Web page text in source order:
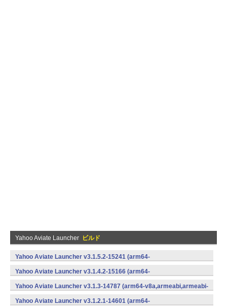
Yahoo Aviate Launcher ビルド
Yahoo Aviate Launcher v3.1.5.2-15241 (arm64-
v8a,armeabi,armeabi-v7a,x86,x86_64) (Android)
Yahoo Aviate Launcher v3.1.4.2-15166 (arm64-
v8a,armeabi,armeabi-v7a,x86,x86_64) (Android)
Yahoo Aviate Launcher v3.1.3-14787 (arm64-v8a,armeabi,armeabi-
v7a,x86) (Android)
Yahoo Aviate Launcher v3.1.2.1-14601 (arm64-